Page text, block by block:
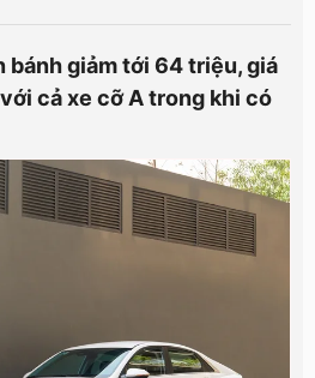
bánh giảm tới 64 triệu, giá
cả xe cỡ A trong khi có